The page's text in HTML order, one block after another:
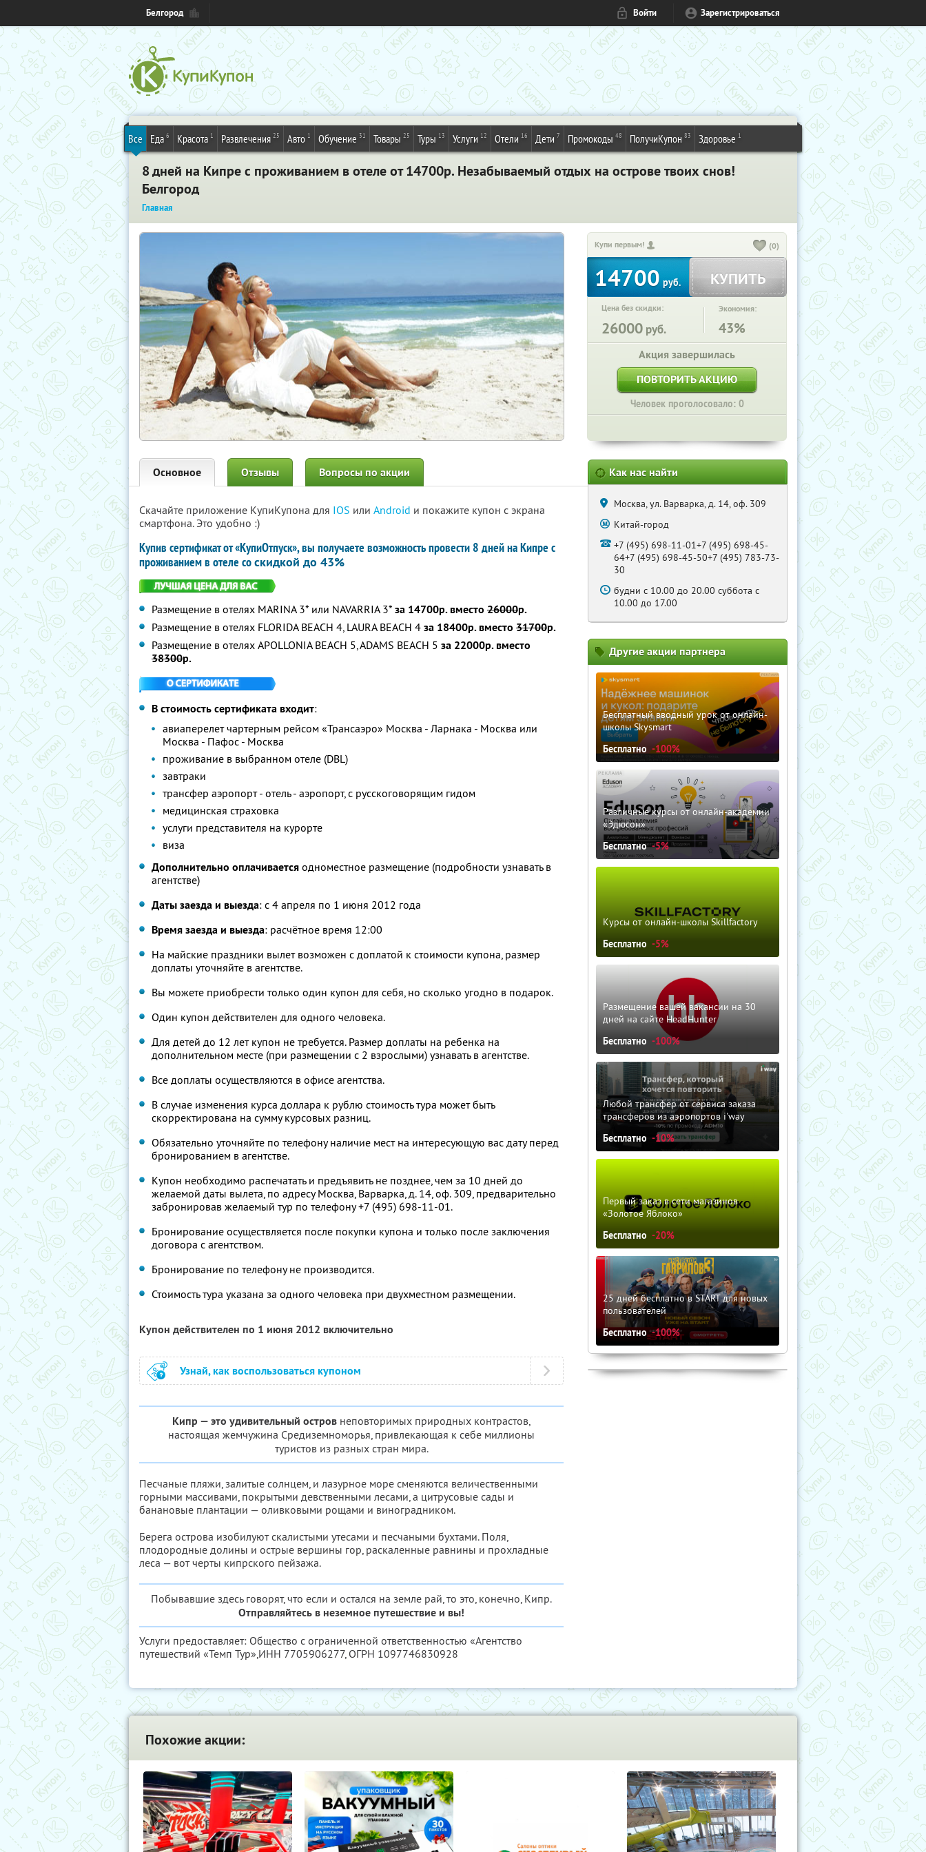
Белгород Войти Зарегистрироваться
Все Еда 6 Красота 1 Развлечения 25 Авто 1 Обучение 31 Товары 25 Туры 13 Услуги 12 Отели 16 Дети 7 Промокоды 48 ПолучиКупон 83 Здоровье 1
8 дней на Кипре с проживанием в отеле от 14700р. Незабываемый отдых на острове твоих снов!
Белгород
Главная
Купи первым! (0)
14700 руб. КУПИТЬ
Цена без скидки:
26000 руб.
Экономия:
43%
Акция завершилась
ПОВТОРИТЬ АКЦИЮ
Человек проголосовало: 0
Основное Отзывы Вопросы по акции
Скачайте приложение КупиКупона для IOS или Android и покажите купон с экрана
смартфона. Это удобно :)
Купив сертификат от «КупиОтпуск», вы получаете возможность провести 8 дней на Кипре с
проживанием в отеле соскидкой до 43%
Размещение в отелях MARINA 3* или NAVARRIA 3* за 14700р. вместо 26000р.
Размещение в отелях FLORIDA BEACH 4, LAURA BEACH 4 за 18400р. вместо 31700р.
Размещение в отелях APOLLONIA BEACH 5, ADAMS BEACH 5 за 22000р. вместо
38300р.
В стоимость сертификата входит:
авиаперелет чартерным рейсом «Трансаэро» Москва - Ларнака - Москва или
Москва - Пафос - Москва
проживание в выбранном отеле (DBL)
завтраки
трансфер аэропорт - отель - аэропорт, с русскоговорящим гидом
медицинская страховка
услуги представителя на курорте
виза
Дополнительно оплачивается одноместное размещение (подробности узнавать в
агентстве)
Даты заезда и выезда: с 4 апреля по 1 июня 2012 года
Время заезда и выезда: расчётное время 12:00
На майские праздники вылет возможен с доплатой к стоимости купона, размер
доплаты уточняйте в агентстве.
Вы можете приобрести только один купон для себя, но сколько угодно в подарок.
Один купон действителен для одного человека.
Для детей до 12 лет купон не требуется. Размер доплаты на ребенка на
дополнительном месте (при размещении с 2 взрослыми) узнавать в агентстве.
Все доплаты осуществляются в офисе агентства.
В случае изменения курса доллара к рублю стоимость тура может быть
скорректирована на сумму курсовых разниц.
Обязательно уточняйте по телефону наличие мест на интересующую вас дату перед
бронированием в агентстве.
Купон необходимо распечатать и предъявить не позднее, чем за 10 дней до
желаемой даты вылета, по адресу Москва, Варварка, д. 14, оф. 309, предварительно
забронировав желаемый тур по телефону +7 (495) 698-11-01.
Бронирование осуществляется после покупки купона и только после заключения
договора с агентством.
Бронирование по телефону не производится.
Стоимость тура указана за одного человека при двухместном размещении.
Купон действителен по 1 июня 2012 включительно
Узнай, как воспользоваться купоном
Кипр — это удивительный остров неповторимых природных контрастов,
настоящая жемчужина Средиземноморья, привлекающая к себе миллионы
туристов из разных стран мира.
Песчаные пляжи, залитые солнцем, и лазурное море сменяются величественными
горными массивами, покрытыми девственными лесами, а цитрусовые сады и
банановые плантации — оливковыми рощами и виноградником.
Берега острова изобилуют скалистыми утесами и песчаными бухтами. Поля,
плодородные долины и острые вершины гор, раскаленные равнины и прохладные
леса — вот черты кипрского пейзажа.
Побывавшие здесь говорят, что если и остался на земле рай, то это, конечно, Кипр.
Отправляйтесь в неземное путешествие и вы!
Услуги предоставляет: Общество с ограниченной ответственностью «Агентство
путешествий «Темп Тур»,ИНН 7705906277, ОГРН 1097746830928
Как нас найти
Москва, ул. Варварка, д. 14, оф. 309
Китай-город
+7 (495) 698-11-01+7 (495) 698-45-
64+7 (495) 698-45-50+7 (495) 783-73-
30
будни с 10.00 до 20.00 суббота с
10.00 до 17.00
Другие акции партнера
Бесплатный вводный урок от онлайн-
школы Skysmart
Бесплатно -100%
Различные курсы от онлайн-академии
«Эдюсон»
Бесплатно -5%
Курсы от онлайн-школы Skillfactory
Бесплатно -5%
Размещение вашей вакансии на 30
дней на сайте HeadHunter
Бесплатно -100%
Любой трансфер от сервиса заказа
трансферов из аэропортов i'way
Бесплатно -10%
Первый заказ в сети магазинов
«Золотое Яблоко»
Бесплатно -20%
25 дней бесплатно в START для новых
пользователей
Бесплатно -100%
Похожие акции: